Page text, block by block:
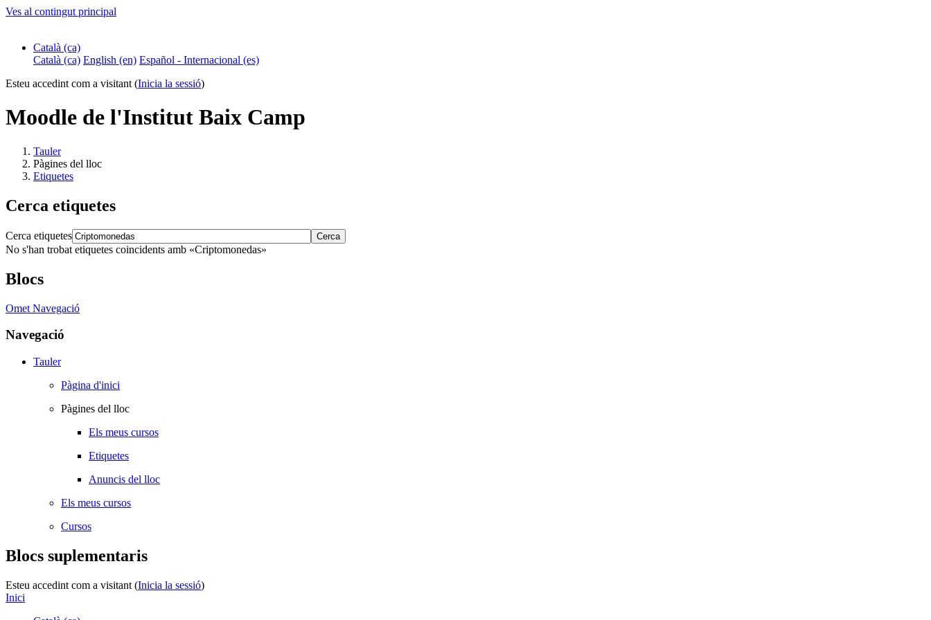
Ves al contingut principal
Català ‎(ca)‎
Català ‎(ca)‎ English ‎(en)‎ Español - Internacional ‎(es)‎
Esteu accedint com a visitant (Inicia la sessió)
Moodle de l'Institut Baix Camp
Tauler
Pàgines del lloc
Etiquetes
Cerca etiquetes
Cerca etiquetes
No s'han trobat etiquetes coincidents amb «Criptomonedas»
Blocs
Omet Navegació
Navegació
Tauler
Pàgina d'inici
Pàgines del lloc
Els meus cursos
Etiquetes
Anuncis del lloc
Els meus cursos
Cursos
Blocs suplementaris
Esteu accedint com a visitant (Inicia la sessió)
Inici